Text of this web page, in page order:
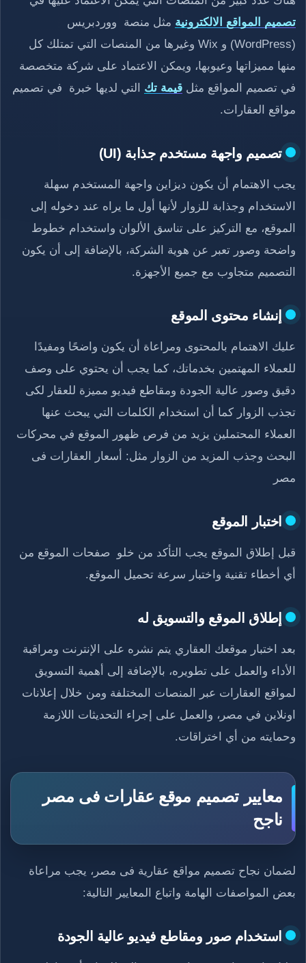
تصميم المواقع الالكترونية مثل منصة ووردبريس
(WordPress) و Wix وغيرها من المنصات التي تمتلك كل
منها مميزاتها وعيوبها، ويمكن الاعتماد على شركة متخصصة
في تصميم المواقع مثل قيمة تك التي لديها خبرة في تصميم
مواقع العقارات.
تصميم واجهة مستخدم جذابة (UI)
يجب الاهتمام أن يكون ديزاين واجهة المستخدم سهلة
الاستخدام وجذابة للزوار لأنها أول ما يراه عند دخوله إلى
الموقع، مع التركيز على تناسق الألوان واستخدام خطوط
واضحة وصور تعبر عن هوية الشركة، بالإضافة إلى أن يكون
التصميم متجاوب مع جميع الأجهزة.
إنشاء محتوى الموقع
عليك الاهتمام بالمحتوى ومراعاة أن يكون واضحًا ومفيدًا
للعملاء المهتمين بخدماتك، كما يجب أن يحتوي على وصف
دقيق وصور عالية الجودة ومقاطع فيديو مميزة للعقار لكى
تجذب الزوار كما أن استخدام الكلمات التي يبحث عنها
العملاء المحتملين يزيد من فرص ظهور الموقع في محركات
البحث وجذب المزيد من الزوار مثل: أسعار العقارات فى
مصر
اختبار الموقع
قبل إطلاق الموقع يجب التأكد من خلو صفحات الموقع من
أي أخطاء تقنية واختبار سرعة تحميل الموقع.
إطلاق الموقع والتسويق له
بعد اختبار موقعك العقاري يتم نشره على الإنترنت ومراقبة
الأداء والعمل على تطويره، بالإضافة إلى أهمية التسويق
لمواقع العقارات عبر المنصات المختلفة ومن خلال إعلانات
اونلاين في مصر، والعمل على إجراء التحديثات اللازمة
وحمايته من أي اختراقات.
معايير تصميم موقع عقارات فى مصر
ناجح
لضمان نجاح تصميم مواقع عقارية فى مصر، يجب مراعاة
بعض المواصفات الهامة واتباع المعايير التالية:
استخدام صور ومقاطع فيديو عالية الجودة